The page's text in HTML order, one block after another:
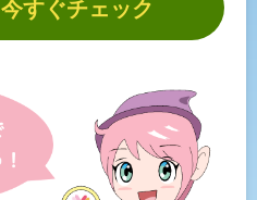
今すぐチェック